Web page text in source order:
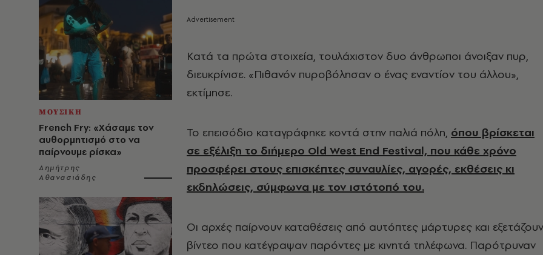
ΜΟΥΣΙΚΗ
French Fry: «Χάσαμε τον
αυθορμητισμό στο να
παίρνουμε ρίσκα»
Δημήτρης
Αθανασιάδης
Κατά τα πρώτα στοιχεία, τουλάχιστον δυο άνθρωποι άνοιξαν πυρ,
διευκρίνισε. «Πιθανόν πυροβόλησαν ο ένας εναντίον του άλλου»,
εκτίμησε.
Το επεισόδιο καταγράφηκε κοντά στην παλιά πόλη, όπου βρίσκεται
σε εξέλιξη το διήμερο Old West End Festival, που κάθε χρόνο
προσφέρει στους επισκέπτες συναυλίες, αγορές, εκθέσεις κι
εκδηλώσεις, σύμφωνα με τον ιστότοπό του.
Οι αρχές παίρνουν καταθέσεις από αυτόπτες μάρτυρες και εξετάζουν
βίντεο που κατέγραψαν παρόντες με κινητά τηλέφωνα. Παρότρυναν